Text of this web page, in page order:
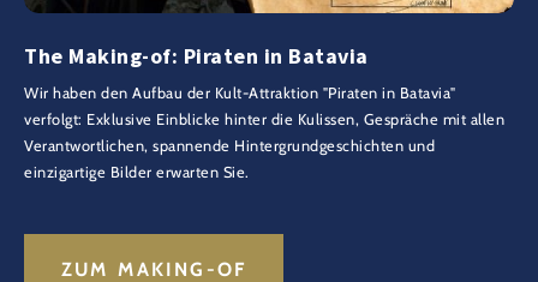
The Making-of: Piraten in Batavia
Wir haben den Aufbau der Kult-Attraktion "Piraten in Batavia"
verfolgt: Exklusive Einblicke hinter die Kulissen, Gespräche mit allen
Verantwortlichen, spannende Hintergrundgeschichten und
einzigartige Bilder erwarten Sie.
ZUM MAKING-OF